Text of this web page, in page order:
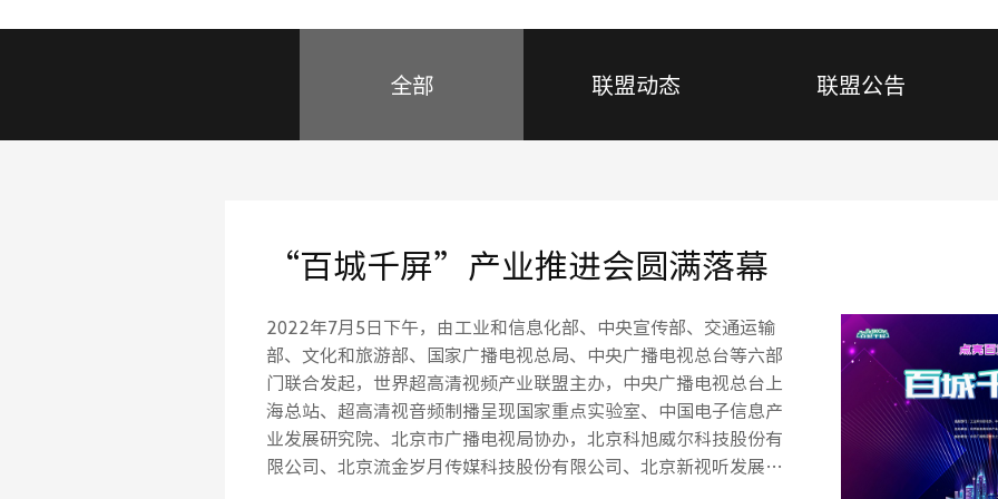
全部 联盟动态 联盟公告
“百城千屏”产业推进会圆满落幕
2022年7月5日下午，由工业和信息化部、中央宣传部、交通运输
部、文化和旅游部、国家广播电视总局、中央广播电视总台等六部
门联合发起，世界超高清视频产业联盟主办，中央广播电视总台上
海总站、超高清视音频制播呈现国家重点实验室、中国电子信息产
业发展研究院、北京市广播电视局协办，北京科旭威尔科技股份有
限公司、北京流金岁月传媒科技股份有限公司、北京新视听发展中